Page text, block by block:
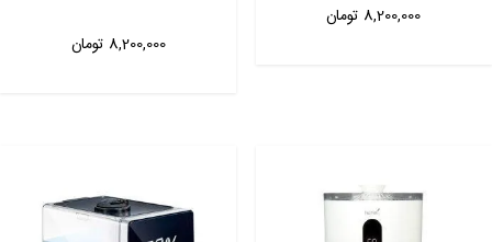
8,200,000 تومان
8,200,000 تومان